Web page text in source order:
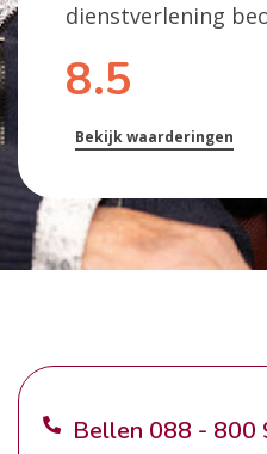
dienstverlening
8.5
Bekijk waarderingen
Bellen 088 - 800